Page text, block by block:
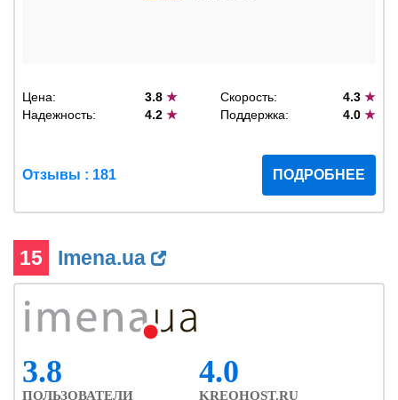
Цена: 3.8★ Скорость: 4.3 ★
Надежность:
4.2★ Поддержка: 4.0 ★
Отзывы : 181 ПОДРОБНЕЕ
15 Imena.ua
3.8
ПОЛЬЗОВАТЕЛИ
4.0
KREOHOST.RU